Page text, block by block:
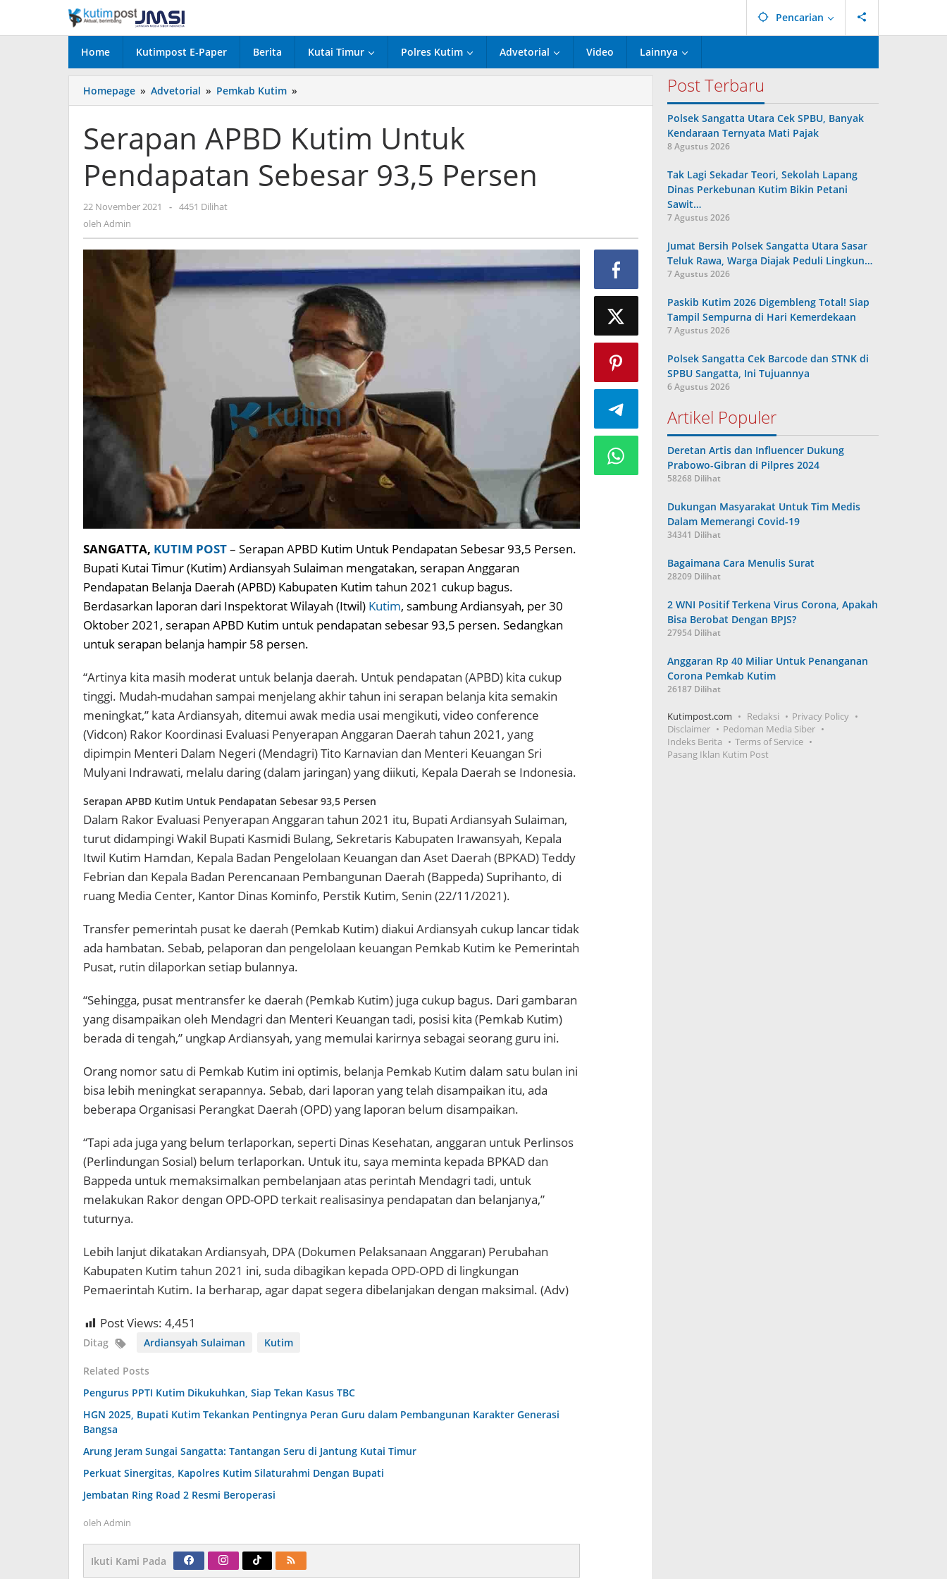
konten
Pencarian
Home Kutimpost E-Paper Berita Kutai Timur Polres Kutim Advetorial Video Lainnya
Homepage » Advetorial » Pemkab Kutim »
APBD
Untuk
Pendapatan
93,5
Serapan APBD Kutim Untuk
Pendapatan Sebesar 93,5 Persen
22 November 2021
oleh
- 4451 Dilihat
oleh Admin
SANGATTA, KUTIM POST– Serapan APBD Kutim Untuk Pendapatan Sebesar 93,5 Persen.
Bupati Kutai Timur (Kutim) Ardiansyah Sulaiman mengatakan, serapan Anggaran
Pendapatan Belanja Daerah (APBD) Kabupaten Kutim tahun 2021 cukup bagus.
Berdasarkan laporan dari Inspektorat Wilayah (Itwil) Kutim, sambung Ardiansyah, per 30
Oktober 2021, serapan APBD Kutim untuk pendapatan sebesar 93,5 persen. Sedangkan
untuk serapan belanja hampir 58 persen.
“Artinya kita masih moderat untuk belanja daerah. Untuk pendapatan (APBD) kita cukup
tinggi. Mudah-mudahan sampai menjelang akhir tahun ini serapan belanja kita semakin
meningkat,” kata Ardiansyah, ditemui awak media usai mengikuti, video conference
(Vidcon) Rakor Koordinasi Evaluasi Penyerapan Anggaran Daerah tahun 2021, yang
dipimpin Menteri Dalam Negeri (Mendagri) Tito Karnavian dan Menteri Keuangan Sri
Mulyani Indrawati, melalu daring (dalam jaringan) yang diikuti, Kepala Daerah se Indonesia.
Serapan APBD Kutim Untuk Pendapatan Sebesar 93,5 Persen
Dalam Rakor Evaluasi Penyerapan Anggaran tahun 2021 itu, Bupati Ardiansyah Sulaiman,
turut didampingi Wakil Bupati Kasmidi Bulang, Sekretaris Kabupaten Irawansyah, Kepala
Itwil Kutim Hamdan, Kepala Badan Pengelolaan Keuangan dan Aset Daerah (BPKAD) Teddy
Febrian dan Kepala Badan Perencanaan Pembangunan Daerah (Bappeda) Suprihanto, di
ruang Media Center, Kantor Dinas Kominfo, Perstik Kutim, Senin (22/11/2021).
Transfer pemerintah pusat ke daerah (Pemkab Kutim) diakui Ardiansyah cukup lancar tidak
ada hambatan. Sebab, pelaporan dan pengelolaan keuangan Pemkab Kutim ke Pemerintah
Pusat, rutin dilaporkan setiap bulannya.
“Sehingga, pusat mentransfer ke daerah (Pemkab Kutim) juga cukup bagus. Dari gambaran
yang disampaikan oleh Mendagri dan Menteri Keuangan tadi, posisi kita (Pemkab Kutim)
berada di tengah,” ungkap Ardiansyah, yang memulai karirnya sebagai seorang guru ini.
Orang nomor satu di Pemkab Kutim ini optimis, belanja Pemkab Kutim dalam satu bulan ini
bisa lebih meningkat serapannya. Sebab, dari laporan yang telah disampaikan itu, ada
beberapa Organisasi Perangkat Daerah (OPD) yang laporan belum disampaikan.
“Tapi ada juga yang belum terlaporkan, seperti Dinas Kesehatan, anggaran untuk Perlinsos
(Perlindungan Sosial) belum terlaporkan. Untuk itu, saya meminta kepada BPKAD dan
Bappeda untuk memaksimalkan pembelanjaan atas perintah Mendagri tadi, untuk
melakukan Rakor dengan OPD-OPD terkait realisasinya pendapatan dan belanjanya,”
tuturnya.
Lebih lanjut dikatakan Ardiansyah, DPA (Dokumen Pelaksanaan Anggaran) Perubahan
Kabupaten Kutim tahun 2021 ini, suda dibagikan kepada OPD-OPD di lingkungan
Pemaerintah Kutim. Ia berharap, agar dapat segera dibelanjakan dengan maksimal. (Adv)
Post Views: 4,451
Ditag Ardiansyah Sulaiman Kutim
Related Posts
Pengurus PPTI Kutim Dikukuhkan, Siap Tekan Kasus TBC
HGN 2025, Bupati Kutim Tekankan Pentingnya Peran Guru dalam Pembangunan Karakter Generasi
Bangsa
Arung Jeram Sungai Sangatta: Tantangan Seru di Jantung Kutai Timur
Perkuat Sinergitas, Kapolres Kutim Silaturahmi Dengan Bupati
Jembatan Ring Road 2 Resmi Beroperasi
oleh Admin
Ikuti Kami Pada
Post Terbaru
Polsek Sangatta Utara Cek SPBU, Banyak
Kendaraan Ternyata Mati Pajak
8 Agustus 2026
Tak Lagi Sekadar Teori, Sekolah Lapang
Dinas Perkebunan Kutim Bikin Petani
Sawit…
7 Agustus 2026
Jumat Bersih Polsek Sangatta Utara Sasar
Teluk Rawa, Warga Diajak Peduli Lingkun…
7 Agustus 2026
Paskib Kutim 2026 Digembleng Total! Siap
Tampil Sempurna di Hari Kemerdekaan
7 Agustus 2026
Polsek Sangatta Cek Barcode dan STNK di
SPBU Sangatta, Ini Tujuannya
6 Agustus 2026
Artikel Populer
Deretan Artis dan Influencer Dukung
Prabowo-Gibran di Pilpres 2024
58268 Dilihat
Dukungan Masyarakat Untuk Tim Medis
Dalam Memerangi Covid-19
34341 Dilihat
Bagaimana Cara Menulis Surat
28209 Dilihat
2 WNI Positif Terkena Virus Corona, Apakah
Bisa Berobat Dengan BPJS?
27954 Dilihat
Anggaran Rp 40 Miliar Untuk Penanganan
Corona Pemkab Kutim
26187 Dilihat
Kutimpost.com Redaksi
Privacy Policy
Disclaimer
Pedoman Media Siber
Indeks Berita
Terms of Service
Pasang Iklan Kutim Post